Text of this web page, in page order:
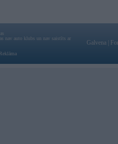
nav auto klubs un nav saistīts ar
Reklāma
Galvena